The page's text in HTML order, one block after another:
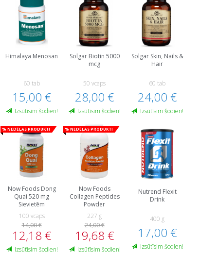
Himalaya Menosan
60 tab
15,00 €
Izsūtīsim šodien!
Solgar Biotin 5000
mcg
50 vcaps
28,00 €
Izsūtīsim šodien!
Solgar Skin, Nails &
Hair
60 tab
24,00 €
Izsūtīsim šodien!
% Nedēļas produkti
Now Foods Dong
Quai 520 mg
Sievietēm
100 vcaps
14,00 €
12,18 €
Izsūtīsim šodien!
% Nedēļas produkti
Now Foods
Collagen Peptides
Powder
227 g
24,00 €
19,68 €
Izsūtīsim šodien!
Nutrend Flexit
Drink
400 g
17,00 €
Izsūtīsim šodien!